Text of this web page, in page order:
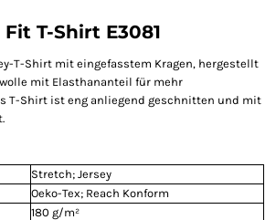
T-Shirt E3081
T-Shirt mit eingefasstem Kragen, hergestellt
mit Elasthananteil für mehr
T-Shirt ist eng anliegend geschnitten und mit
Stretch; Jersey
Oeko-Tex; Reach Konform
180 g/m²